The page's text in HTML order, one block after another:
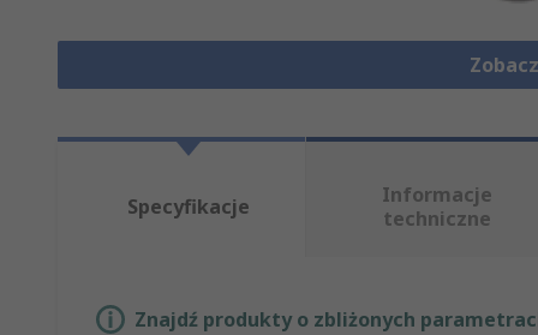
Specyfikacje
Informacje
techniczne
Znajdź produkty o zbliżonych